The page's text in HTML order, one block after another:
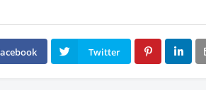
Twitter